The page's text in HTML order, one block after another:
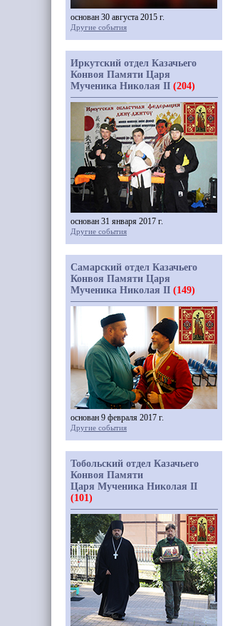
основан 30 августа 2015 г.
Другие события
Иркутский отдел Казачьего
Конвоя Памяти Царя
Мученика Николая II (204)
основан 31 января 2017 г.
Другие события
Самарский отдел Казачьего
Конвоя Памяти Царя
Мученика Николая II (149)
основан 9 февраля 2017 г.
Другие события
Тобольский отдел Казачьего
Конвоя Памяти
Царя Мученика Николая II
(101)